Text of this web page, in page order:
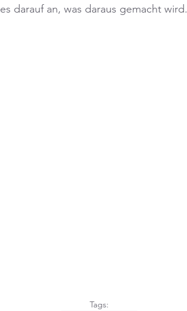
darauf an, was daraus gemacht wird.
Tags: